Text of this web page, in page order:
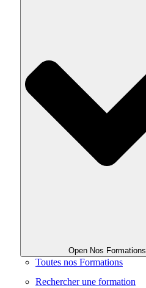
Open Nos Formations
Toutes nos Formations
Rechercher une formation